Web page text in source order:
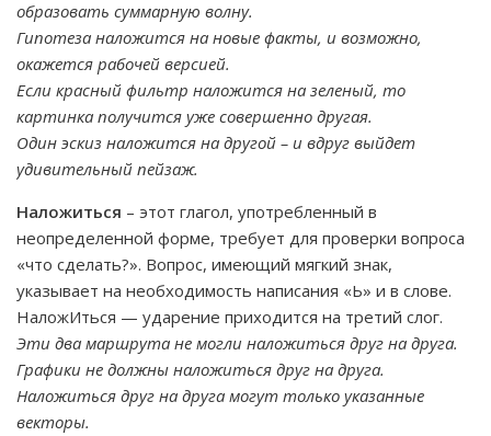
образовать суммарную волну.
Гипотеза наложится на новые факты, и возможно,
окажется рабочей версией.
Если красный фильтр наложится на зеленый, то
картинка получится уже совершенно другая.
Один эскиз наложится на другой – и вдруг выйдет
удивительный пейзаж.
Наложиться – этот глагол, употребленный в
неопределенной форме, требует для проверки вопроса
«что сделать?». Вопрос, имеющий мягкий знак,
указывает на необходимость написания «Ь» и в слове.
НаложИться — ударение приходится на третий слог.
Эти два маршрута не могли наложиться друг на друга.
Графики не должны наложиться друг на друга.
Наложиться друг на друга могут только указанные
векторы.